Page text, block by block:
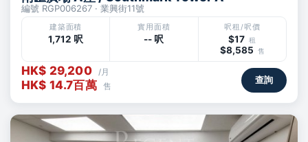
編號 RGP006267 · 業興街11號
建築面積
1,712 呎
實用面積
-- 呎
呎租/呎價
$17 租
$8,585 售
HK$ 29,200 /月
HK$ 14.7百萬 售
查詢